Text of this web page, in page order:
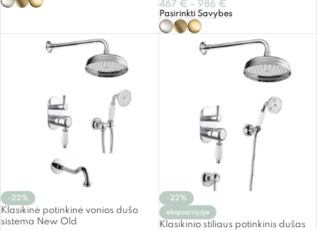
467 € – 986 €
Pasirinkti Savybes
-22%
Klasikinė potinkinė vonios dušo
sistema New Old
-22%
ekspozicijoje
Klasikinio stiliaus potinkinis dušas